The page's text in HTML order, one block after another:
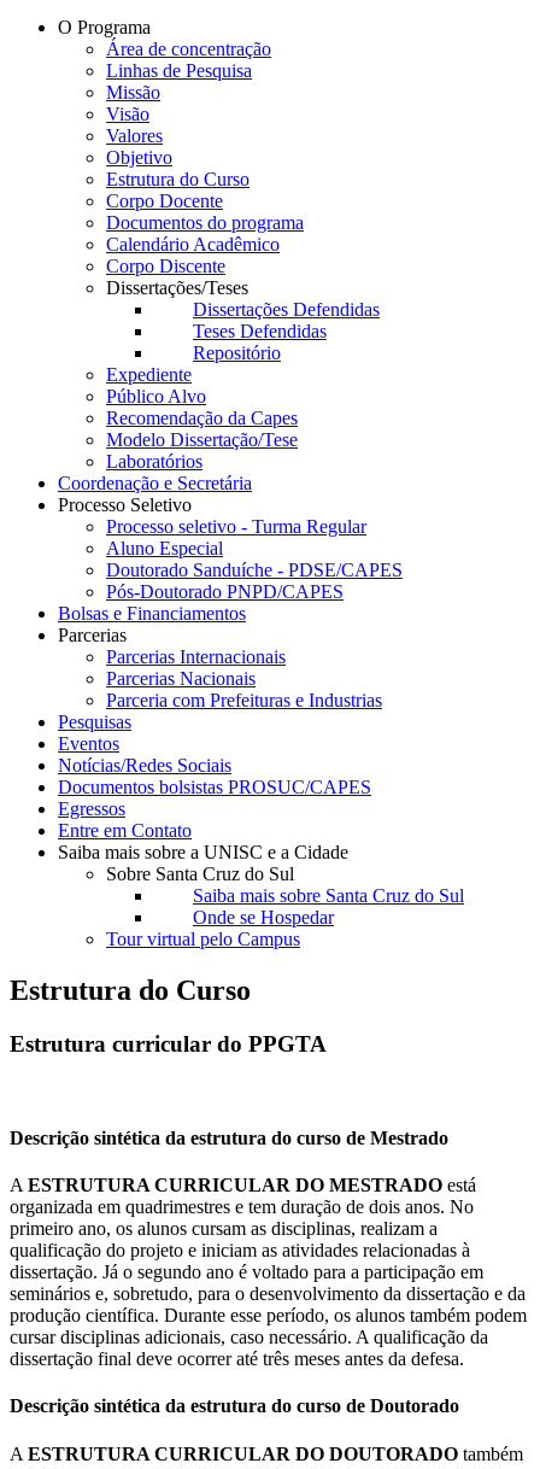
O Programa
Área de concentração
Linhas de Pesquisa
Missão
Visão
Valores
Objetivo
Estrutura do Curso
Corpo Docente
Documentos do programa
Calendário Acadêmico
Corpo Discente
Dissertações/Teses
Dissertações Defendidas
Teses Defendidas
Repositório
Expediente
Público Alvo
Recomendação da Capes
Modelo Dissertação/Tese
Laboratórios
Coordenação e Secretária
Processo Seletivo
Processo seletivo - Turma Regular
Aluno Especial
Doutorado Sanduíche - PDSE/CAPES
Pós-Doutorado PNPD/CAPES
Bolsas e Financiamentos
Parcerias
Parcerias Internacionais
Parcerias Nacionais
Parceria com Prefeituras e Industrias
Pesquisas
Eventos
Notícias/Redes Sociais
Documentos bolsistas PROSUC/CAPES
Egressos
Entre em Contato
Saiba mais sobre a UNISC e a Cidade
Sobre Santa Cruz do Sul
Saiba mais sobre Santa Cruz do Sul
Onde se Hospedar
Tour virtual pelo Campus
Estrutura do Curso
Estrutura curricular do PPGTA
Descrição sintética da estrutura do curso de Mestrado
A ESTRUTURA CURRICULAR DO MESTRADO está
organizada em quadrimestres e tem duração de dois anos. No
primeiro ano, os alunos cursam as disciplinas, realizam a
qualificação do projeto e iniciam as atividades relacionadas à
dissertação. Já o segundo ano é voltado para a participação em
seminários e, sobretudo, para o desenvolvimento da dissertação e da
produção científica. Durante esse período, os alunos também podem
cursar disciplinas adicionais, caso necessário. A qualificação da
dissertação final deve ocorrer até três meses antes da defesa.
Descrição sintética da estrutura do curso de Doutorado
A ESTRUTURA CURRICULAR DO DOUTORADO também